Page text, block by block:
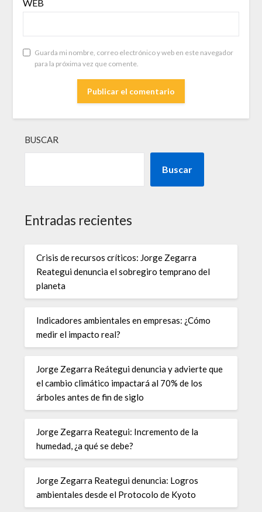
WEB
Guarda mi nombre, correo electrónico y web en este navegador
para la próxima vez que comente.
BUSCAR
Buscar
Entradas recientes
Crisis de recursos críticos: Jorge Zegarra
Reategui denuncia el sobregiro temprano del
planeta
Indicadores ambientales en empresas: ¿Cómo
medir el impacto real?
Jorge Zegarra Reátegui denuncia y advierte que
el cambio climático impactará al 70% de los
árboles antes de fin de siglo
Jorge Zegarra Reategui: Incremento de la
humedad, ¿a qué se debe?
Jorge Zegarra Reategui denuncia: Logros
ambientales desde el Protocolo de Kyoto